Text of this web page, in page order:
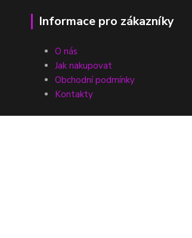
Informace pro zákazníky
O nás
Jak nakupovat
Obchodní podmínky
Kontakty